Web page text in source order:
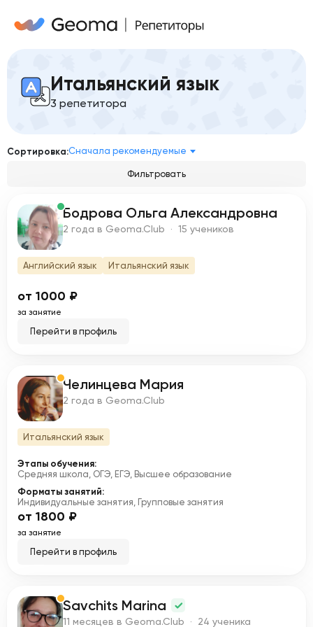
Итальянский язык
3 репетитора
Сортировка:Сначала рекомендуемые
Фильтровать
Б Бодрова Ольга Александровна
2 года в Geoma.Club · 15 учеников
Английский язык Итальянский язык
от 1000 ₽
за занятие
Перейти в профиль
Ч Челинцева Мария
2 года в Geoma.Club
Итальянский язык
Этапы обучения:
Средняя школа, ОГЭ, ЕГЭ, Высшее образование
Форматы занятий:
Индивидуальные занятия, Групповые занятия
от 1800 ₽
за занятие
Перейти в профиль
Savchits Marina
11 месяцев в Geoma.Club · 24 ученика